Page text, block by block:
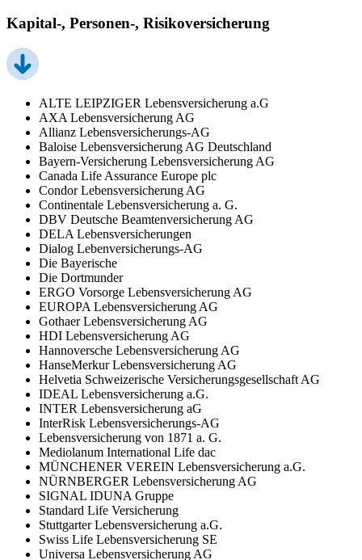
Kapital-, Personen-, Risikoversicherung
ALTE LEIPZIGER Lebensversicherung a.G
AXA Lebensversicherung AG
Allianz Lebensversicherungs-AG
Baloise Lebensversicherung AG Deutschland
Bayern-Versicherung Lebensversicherung AG
Canada Life Assurance Europe plc
Condor Lebensversicherung AG
Continentale Lebensversicherung a. G.
DBV Deutsche Beamtenversicherung AG
DELA Lebensversicherungen
Dialog Lebenversicherungs-AG
Die Bayerische
Die Dortmunder
ERGO Vorsorge Lebensversicherung AG
EUROPA Lebensversicherung AG
Gothaer Lebensversicherung AG
HDI Lebensversicherung AG
Hannoversche Lebensversicherung AG
HanseMerkur Lebensversicherung AG
Helvetia Schweizerische Versicherungsgesellschaft AG
IDEAL Lebensversicherung a.G.
INTER Lebensversicherung aG
InterRisk Lebensversicherungs-AG
Lebensversicherung von 1871 a. G.
Mediolanum International Life dac
MÜNCHENER VEREIN Lebensversicherung a.G.
NÜRNBERGER Lebensversicherung AG
SIGNAL IDUNA Gruppe
Standard Life Versicherung
Stuttgarter Lebensversicherung a.G.
Swiss Life Lebensversicherung SE
Universa Lebensversicherung AG